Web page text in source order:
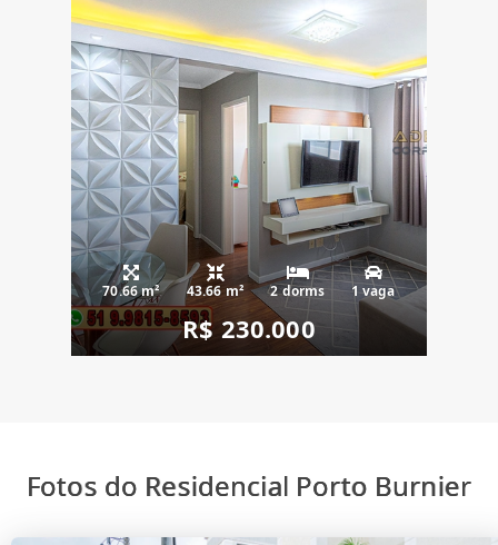
70.66 m² 43.66 m² 2 dorms 1 vaga
R$ 230.000
Fotos do Residencial Porto Burnier